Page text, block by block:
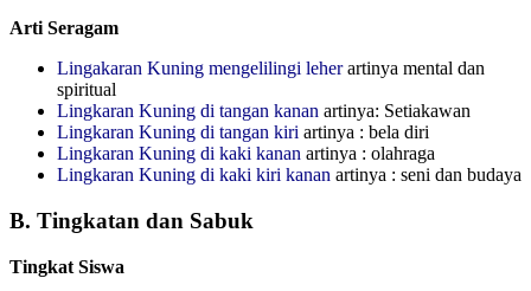
Arti Seragam
Lingakaran Kuning mengelilingi leherartinya mental dan
spiritual
Lingkaran Kuning di tangan kanan artinya: Setiakawan
Lingkaran Kuning di tangan kiri artinya : bela diri
Lingkaran Kuning di kaki kanan artinya : olahraga
Lingkaran Kuning di kaki kiri kanan artinya : seni dan budaya
B. Tingkatan dan Sabuk
Tingkat Siswa